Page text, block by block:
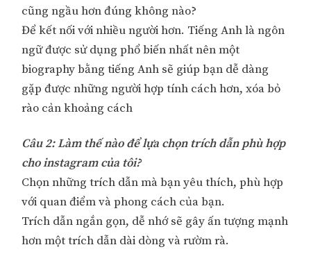
cũng ngầu hơn đúng không nào?
Để kết nối với nhiều người hơn. Tiếng Anh là ngôn
ngữ được sử dụng phổ biến nhất nên một
biography bằng tiếng Anh sẽ giúp bạn dễ dàng
gặp được những người hợp tính cách hơn, xóa bỏ
rào cản khoảng cách
Câu 2: Làm thế nào để lựa chọn trích dẫn phù hợp
cho instagram của tôi?
Chọn những trích dẫn mà bạn yêu thích, phù hợp
với quan điểm và phong cách của bạn.
Trích dẫn ngắn gọn, dễ nhớ sẽ gây ấn tượng mạnh
hơn một trích dẫn dài dòng và rườm rà.